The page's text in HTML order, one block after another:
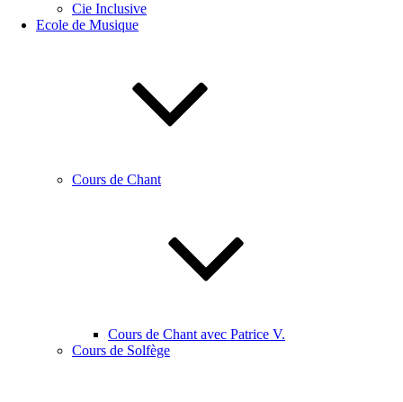
Cie Inclusive
Ecole de Musique
Cours de Chant
Cours de Chant avec Patrice V.
Cours de Solfège